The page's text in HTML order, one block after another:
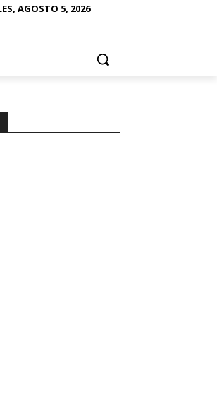
AGOSTO 5, 2026